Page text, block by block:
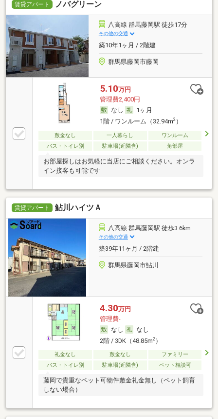
賃貸アパート ノバグリーン
八高線 群馬藤岡駅 徒歩17分
その他の交通
築10年1ヶ月 / 2階建
群馬県藤岡市藤岡
5.10万円
管理費2,400円
なし
1ヶ月
1階 / ワンルーム（32.94m2）
敷金なし 一人暮らし
ワンルーム
バス・トイレ別
駐車場(近隣含) 角部屋
お部屋探しはお気軽に当店にご相談ください。オンラ
イン接客も可能です
賃貸アパート 鮎川ハイツＡ
八高線 群馬藤岡駅 徒歩3.6km
その他の交通
築39年11ヶ月 / 2階建
群馬県藤岡市鮎川
4.30万円
管理費-
なし
なし
2階 / 3DK（48.85m2）
礼金なし 敷金なし
ファミリー
バス・トイレ別
駐車場(近隣含) ペット相談可
藤岡で貴重なペット可物件敷金礼金無し（ペット飼育
しない場合）